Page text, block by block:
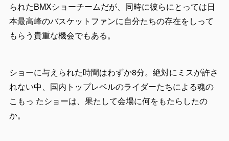
られたBMXショーチームだが、同時に彼らにとっては日
本最高峰のバスケットファンに自分たちの存在をしって
もらう貴重な機会でもある。
ショーに与えられた時間はわずか8分。絶対にミスが許さ
れない中、国内トップレベルのライダーたちによる魂の
こもっ たショーは、果たして会場に何をもたらしたの
か。